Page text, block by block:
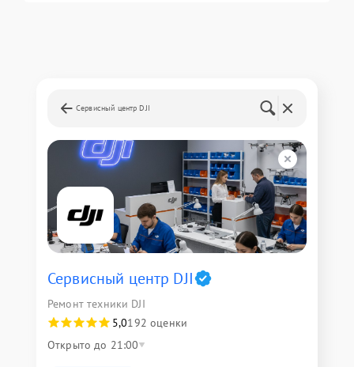
Сервисный центр DJI
Сервисный центр DJI
Ремонт техники DJI
5,0192 оценки
Открыто до 21:00